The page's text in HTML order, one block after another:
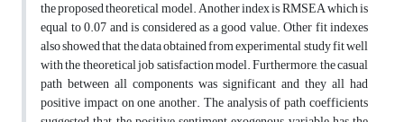
the proposed theoretical model. Another index is RMSEA which is
equal to 0.07 and is considered as a good value. Other fit indexes
also showed that the data obtained from experimental study fit well
with the theoretical job satisfaction model. Furthermore, the casual
path between all components was significant and they all had
positive impact on one another. The analysis of path coefficients